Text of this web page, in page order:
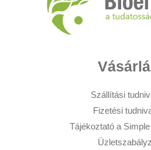
Szállítási
Fizetési
Tájékoztató a